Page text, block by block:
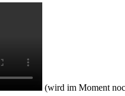
(wird im Moment